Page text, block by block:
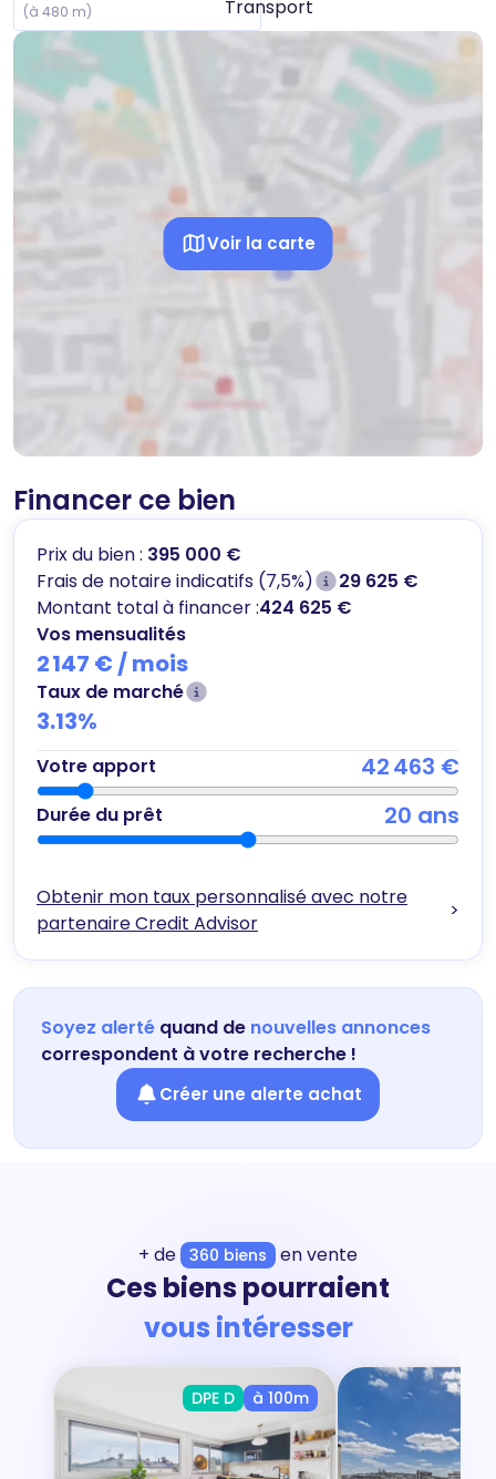
(à 480 m)
Voir la carte
Financer ce bien
Prix du bien : 395 000 €
Frais de notaire indicatifs (7,5%)
29 625 €
Montant total à financer :424 625 €
Vos mensualités
2 147 € / mois
Taux de marché
3.13%
Votre apport 42 463 €
Durée du prêt 20 ans
Obtenir mon taux personnalisé avec notre
partenaire Credit Advisor
>
Soyez alerté quand de nouvelles annonces
correspondent à votre recherche !
Créer une alerte achat
+ de 360 biens en vente
Ces biens pourraient
vous intéresser
DPE D à 100m